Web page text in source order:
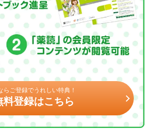
らご登録でうれしい特典！
料登録はこちら